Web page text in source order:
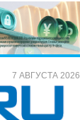
7 АВГУСТА 2026